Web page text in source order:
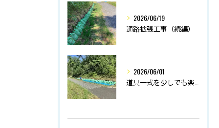
2026/06/19
通路拡張工事（続編）
2026/06/01